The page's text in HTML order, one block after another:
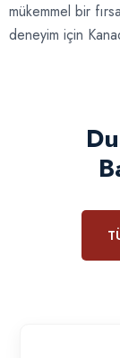
mükemmel bir
deneyim için